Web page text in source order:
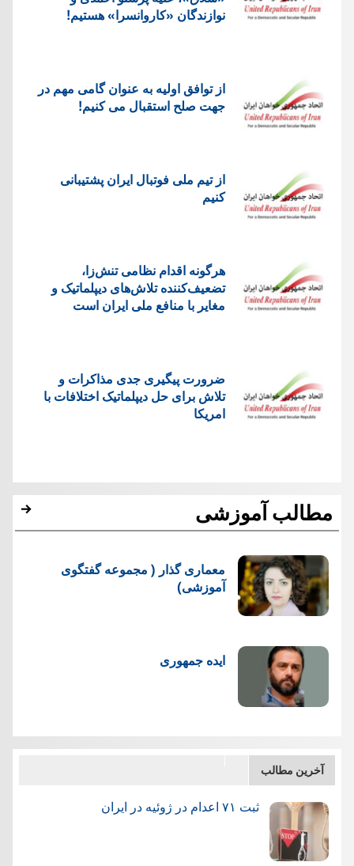
نوازندگان «کاروانسرا» هستیم!
از توافق اولیه به عنوان گامی مهم در
جهت صلح استقبال می کنیم!
از تیم ملی فوتبال ایران پشتیبانی
کنیم
هرگونه اقدام نظامی تنش‌زا،
تضعیف‌کننده تلاش‌های دیپلماتیک و
مغایر با منافع ملی ایران است
ضرورت پیگیری جدی مذاکرات و
تلاش برای حل دیپلماتیک اختلافات با
امریکا
مطالب آموزشی
معماری گذار ( مجموعه گفتگوی
آموزشی)
ایده جمهوری
آخرین مطالب
ثبت ۷۱ اعدام در ژوئيه در ایران